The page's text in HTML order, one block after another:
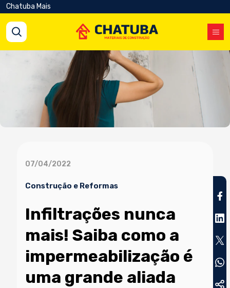
Chatuba Mais
07/04/2022
Construção e Reformas
Infiltrações nunca
mais! Saiba como a
impermeabilização é
uma grande aliada